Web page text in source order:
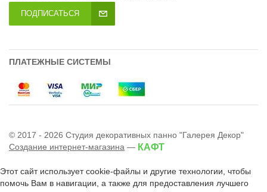
ПОДПИСАТЬСЯ
ПЛАТЕЖНЫЕ СИСТЕМЫ
© 2017 - 2026 Студия декоративных панно "Галерея Декор"
Создание интернет-магазина — КАФТ
Этот сайт использует cookie-файлы и другие технологии, чтобы
помочь Вам в навигации, а также для предоставления лучшего